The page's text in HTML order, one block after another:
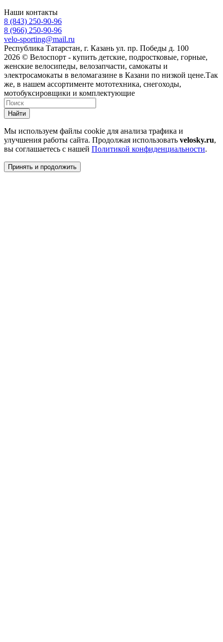
Наши контакты
8 (843) 250-90-96
8 (966) 250-90-96
velo-sporting@mail.ru
Республика Татарстан, г. Казань ул. пр. Победы д. 100
2026 © Велоспорт - купить детские, подростковые, горные,
женские велосипеды, велозапчасти, самокаты и
электросамокаты в веломагазине в Казани по низкой цене.Так
же, в нашем ассортименте мототехника, снегоходы,
мотобуксировщики и комплектующие
Найти
Мы используем файлы cookie для анализа трафика и
улучшения работы сайта. Продолжая использовать velosky.ru,
вы соглашаетесь с нашей Политикой конфиденциальности.
Принять и продолжить